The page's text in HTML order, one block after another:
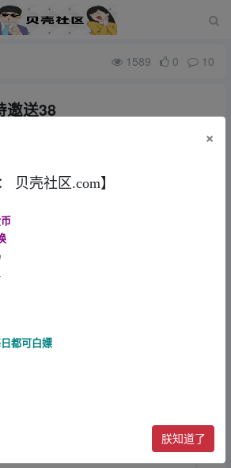
1589 0 10
邀送38
贪了没提 你们试试能不能提现吧 电话网
×
贝壳社区.com】
都可白嫖
朕知道了